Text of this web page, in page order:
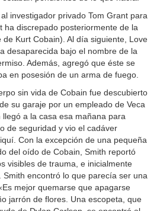
investigador privado Tom Grant para
ha discrepado posteriormente de la
Kurt Cobain). Al día siguiente, Love
desaparecida bajo el nombre de la
Además, agregó que éste se
en posesión de un arma de fuego.
sin vida de Cobain fue descubierto
su garaje por un empleado de Veca
a la casa esa mañana para
de seguridad y vio el cadáver
Con la excepción de una pequeña
del oído de Cobain, Smith reportó
visibles de trauma, e inicialmente
encontró lo que parecía ser una
mejor quemarse que apagarse
jarrón de flores. Una escopeta, que